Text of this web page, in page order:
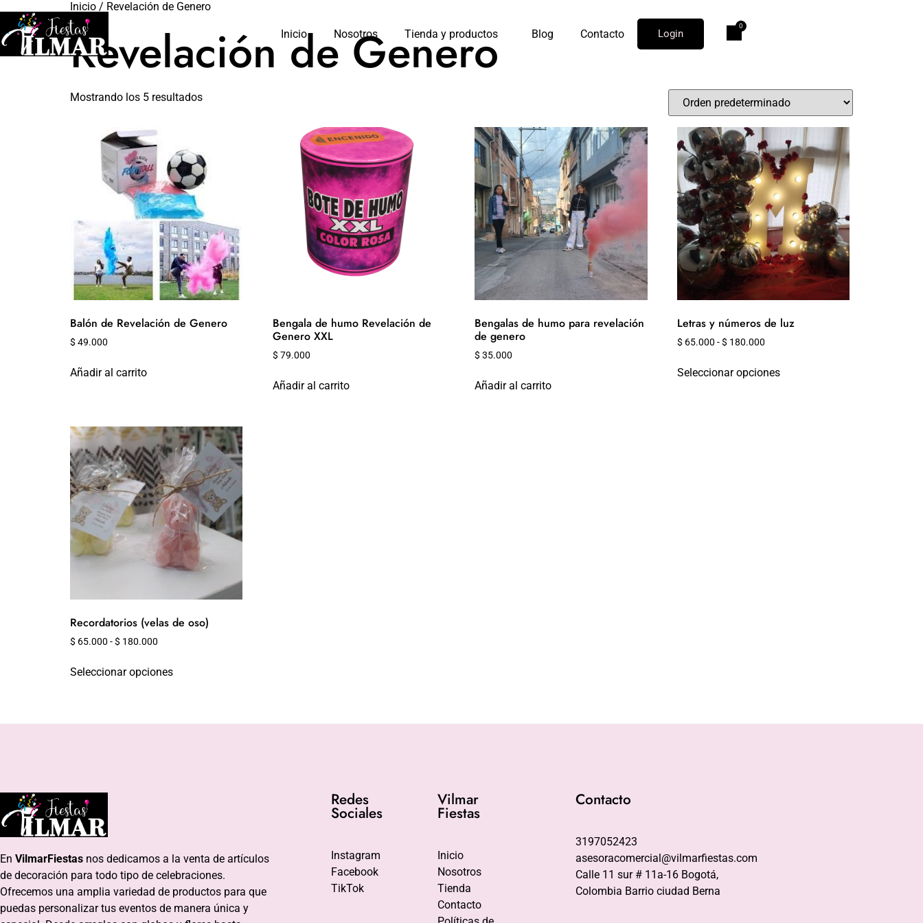
Inicio Nosotros Tienda y productos Blog Contacto Login
Inicio / Revelación de Genero
Revelación de Genero
Mostrando los 5 resultados
Balón de Revelación de Genero
$ 49.000
Añadir al carrito
Bengala de humo Revelación de
Genero XXL
$ 79.000
Añadir al carrito
Bengalas de humo para revelación
de genero
$ 35.000
Añadir al carrito
Letras y números de luz
$ 65.000 -$ 180.000
Seleccionar opciones
Recordatorios (velas de oso)
$ 65.000 -$ 180.000
Seleccionar opciones
En VilmarFiestas nos dedicamos a la venta de artículos
de decoración para todo tipo de celebraciones.
Ofrecemos una amplia variedad de productos para que
puedas personalizar tus eventos de manera única y
Redes
Sociales
Instagram
Facebook
TikTok
Vilmar
Fiestas
Inicio
Nosotros
Tienda
Contacto
Contacto
3197052423
asesoracomercial@vilmarfiestas.com
Calle 11 sur # 11a-16 Bogotá,
Colombia Barrio ciudad Berna